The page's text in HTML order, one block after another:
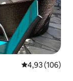
4,93 de uma
4,93 (106)